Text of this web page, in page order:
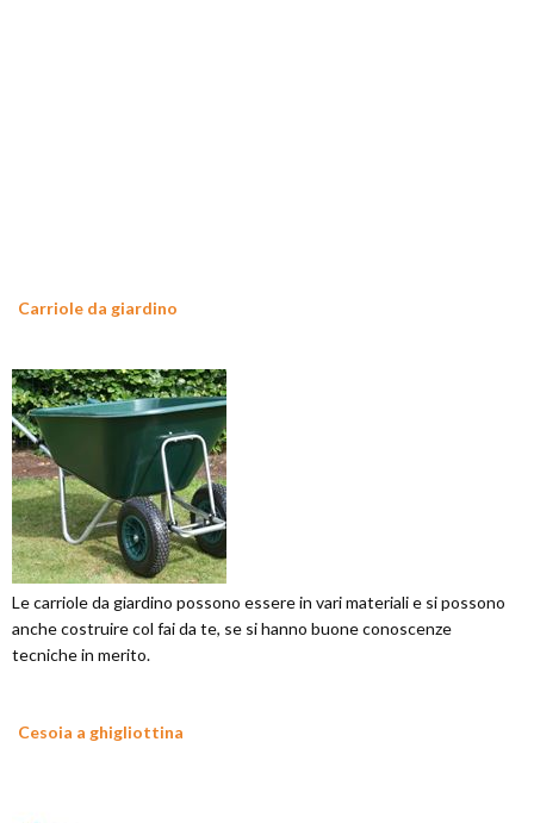
Carriole da giardino
Le carriole da giardino possono essere in vari materiali e si possono
anche costruire col fai da te, se si hanno buone conoscenze
tecniche in merito.
Cesoia a ghigliottina